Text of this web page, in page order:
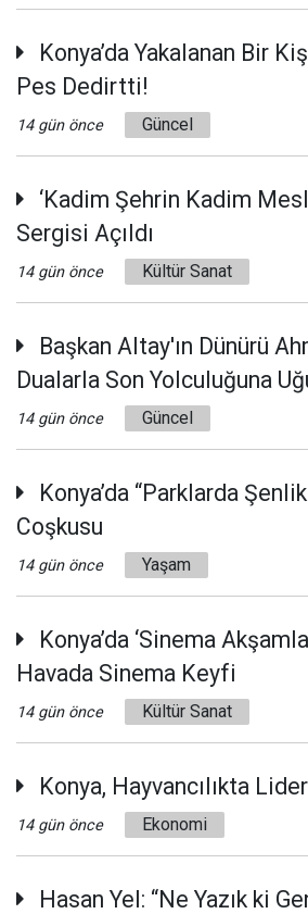
Konya’da Yakalanan Bir
Pes Dedirtti!
14 gün önce Güncel
‘Kadim Şehrin Kadim
Sergisi Açıldı
14 gün önce Kültür Sanat
Başkan Altay'ın Dünürü
Dualarla Son Yolculuğuna
14 gün önce Güncel
Konya’da “Parklarda
Coşkusu
14 gün önce Yaşam
Konya’da ‘Sinema
Havada Sinema Keyfi
14 gün önce Kültür Sanat
Konya, Hayvancılıkta
14 gün önce Ekonomi
Hasan Yel: “Ne Yazık ki